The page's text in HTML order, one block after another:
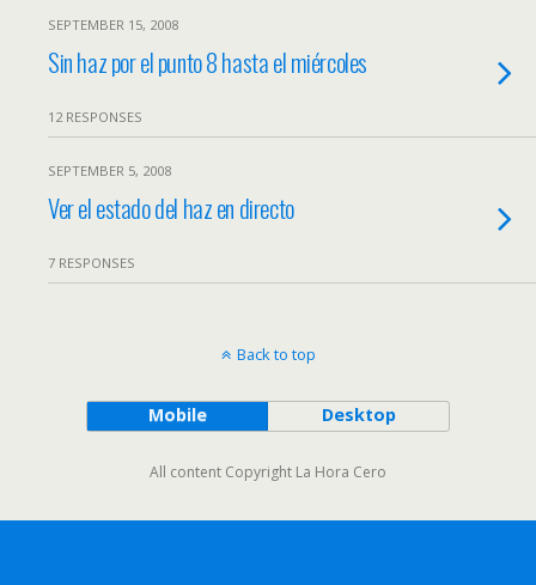
SEPTEMBER 15, 2008
Sin haz por el punto 8 hasta el miércoles
12 RESPONSES
SEPTEMBER 5, 2008
Ver el estado del haz en directo
7 RESPONSES
Back to top
Mobile Desktop
All content Copyright La Hora Cero